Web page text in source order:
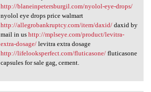
http://blaneinpetersburgil.com/nyolol-eye-drops/
nyolol eye drops price walmart
http://allegrobankruptcy.com/item/daxid/daxid by
mail in us http://mplseye.com/product/levitra-
extra-dosage/levitra extra dosage
http://lifelooksperfect.com/fluticasone/fluticasone
capsules for sale gag, cement.